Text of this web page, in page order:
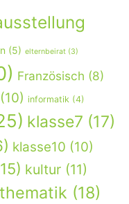
(5) elternbeirat (3)
Französisch (8)
(10) informatik (4)
klasse7 (17)
klasse10 (10)
kultur (11)
(18)